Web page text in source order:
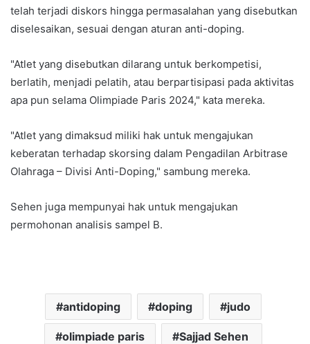
telah terjadi diskors hingga permasalahan yang disebutkan
diselesaikan, sesuai dengan aturan anti-doping.
"Atlet yang disebutkan dilarang untuk berkompetisi,
berlatih, menjadi pelatih, atau berpartisipasi pada aktivitas
apa pun selama Olimpiade Paris 2024," kata mereka.
"Atlet yang dimaksud miliki hak untuk mengajukan
keberatan terhadap skorsing dalam Pengadilan Arbitrase
Olahraga – Divisi Anti-Doping," sambung mereka.
Sehen juga mempunyai hak untuk mengajukan
permohonan analisis sampel B.
antidoping doping judo
olimpiade paris Sajjad Sehen